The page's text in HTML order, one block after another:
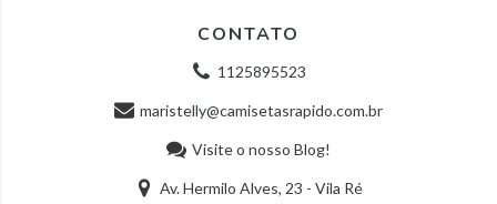
CONTATO
1125895523
maristelly@camisetasrapido.com.br
Visite o nosso Blog!
Av. Hermilo Alves, 23 - Vila Ré